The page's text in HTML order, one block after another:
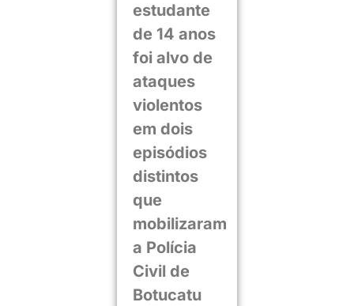
estudante
de 14 anos
foi alvo de
ataques
violentos
em dois
episódios
distintos
que
mobilizaram
a Polícia
Civil de
Botucatu